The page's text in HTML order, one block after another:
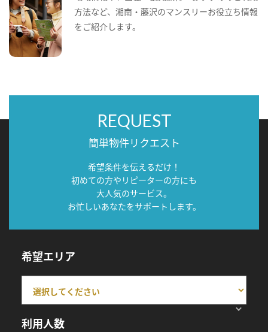
方法など、湘南・藤沢のマンスリーお役立ち情報
をご紹介します。
REQUEST
簡単物件リクエスト
希望条件を伝えるだけ！
初めての方やリピーターの方にも
大人気のサービス。
お忙しいあなたをサポートします。
希望エリア
利用人数